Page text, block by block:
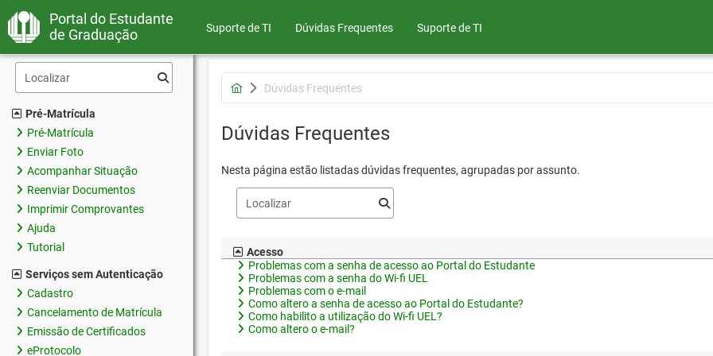
Portal do Estudante
de Graduação
Suporte de TI Dúvidas Frequentes Suporte de TI
Pré-Matrícula
Pré-Matrícula
Enviar Foto
Acompanhar Situação
Reenviar Documentos
Imprimir Comprovantes
Ajuda
Tutorial
Serviços sem Autenticação
Cadastro
Cancelamento de Matrícula
Emissão de Certificados
eProtocolo
Dúvidas Frequentes
Dúvidas Frequentes
Nesta página estão listadas dúvidas frequentes, agrupadas por assunto.
Acesso
Problemas com a senha de acesso ao Portal do Estudante
Problemas com a senha do Wi-fi UEL
Problemas com o e-mail
Como altero a senha de acesso ao Portal do Estudante?
Como habilito a utilização do Wi-fi UEL?
Como altero o e-mail?